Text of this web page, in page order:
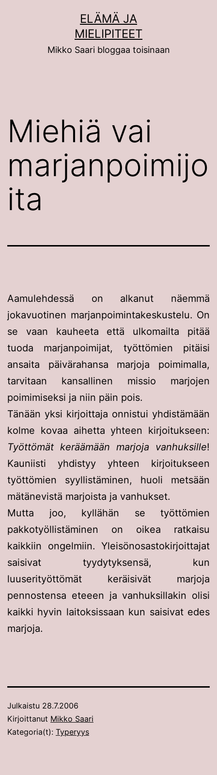
ELÄMÄ JA
MIELIPITEET
Mikko Saari bloggaa toisinaan
Miehiä vai
marjanpoimijo
ita
Aamulehdessä on alkanut näemmä
jokavuotinen marjanpoimintakeskustelu. On
se vaan kauheeta että ulkomailta pitää
tuoda marjanpoimijat, työttömien pitäisi
ansaita päivärahansa marjoja poimimalla,
tarvitaan kansallinen missio marjojen
poimimiseksi ja niin päin pois.
Tänään yksi kirjoittaja onnistui yhdistämään
kolme kovaa aihetta yhteen kirjoitukseen:
Työttömät keräämään marjoja vanhuksille!
Kauniisti yhdistyy yhteen kirjoitukseen
työttömien syyllistäminen, huoli metsään
mätänevistä marjoista ja vanhukset.
Mutta joo, kyllähän se työttömien
pakkotyöllistäminen on oikea ratkaisu
kaikkiin ongelmiin. Yleisönosastokirjoittajat
saisivat tyydytyksensä, kun
luuserityöttömät keräisivät marjoja
pennostensa eteeen ja vanhuksillakin olisi
kaikki hyvin laitoksissaan kun saisivat edes
marjoja.
Julkaistu 28.7.2006
Kirjoittanut Mikko Saari
Kategoria(t): Typeryys